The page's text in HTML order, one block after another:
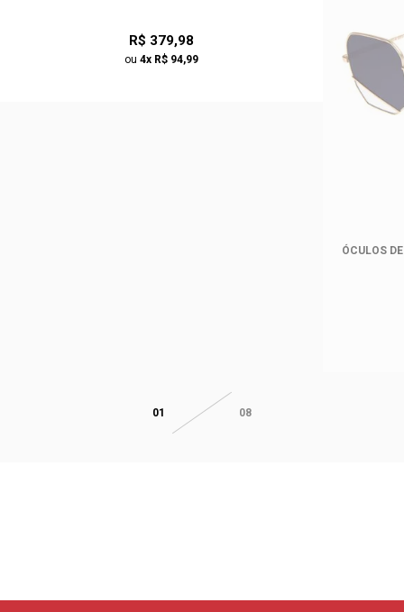
R$ 379,98
ou 4x R$ 94,99
ÓCULOS
01 08